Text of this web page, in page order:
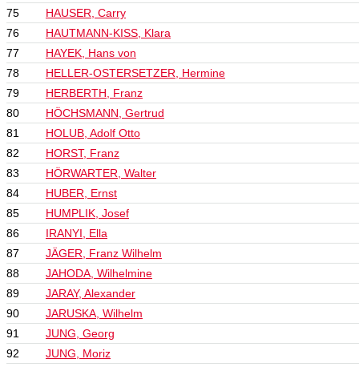
75
HAUSER, Carry
76
HAUTMANN-KISS, Klara
77
HAYEK, Hans von
78
HELLER-OSTERSETZER, Hermine
79
HERBERTH, Franz
80
HÖCHSMANN, Gertrud
81
HOLUB, Adolf Otto
82
HORST, Franz
83
HÖRWARTER, Walter
84
HUBER, Ernst
85
HUMPLIK, Josef
86
IRANYI, Ella
87
JÄGER, Franz Wilhelm
88
JAHODA, Wilhelmine
89
JARAY, Alexander
90
JARUSKA, Wilhelm
91
JUNG, Georg
92
JUNG, Moriz